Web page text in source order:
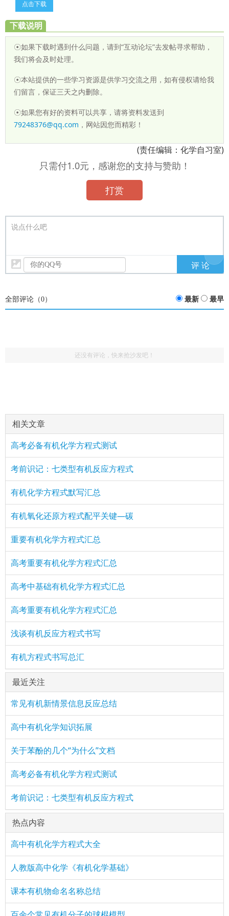
点击下载
下载说明
☉如果下载时遇到什么问题，请到“互动论坛”去发帖寻求帮助，
我们将会及时处理。
☉本站提供的一些学习资源是供学习交流之用，如有侵权请给我
们留言，保证三天之内删除。
☉如果您有好的资料可以共享，请将资料发送到
79248376@qq.com ，网站因您而精彩！
(责任编辑：化学自习室)
只需付1.0元，感谢您的支持与赞助！
打赏
说点什么吧
全部评论（0） 最新 最早
还没有评论，快来抢沙发吧！
相关文章
高考必备有机化学方程式测试
考前识记：七类型有机反应方程式
有机化学方程式默写汇总
有机氧化还原方程式配平关键—碳
重要有机化学方程式汇总
高考重要有机化学方程式汇总
高考中基础有机化学方程式汇总
高考重要有机化学方程式汇总
浅谈有机反应方程式书写
有机方程式书写总汇
最近关注
常见有机新情景信息反应总结
高中有机化学知识拓展
关于苯酚的几个“为什么”文档
高考必备有机化学方程式测试
考前识记：七类型有机反应方程式
热点内容
高中有机化学方程式大全
人教版高中化学《有机化学基础》
课本有机物命名名称总结